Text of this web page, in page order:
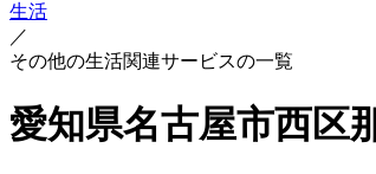
生活
／
その他の生活関連サービスの一覧
愛知県名古屋市西区